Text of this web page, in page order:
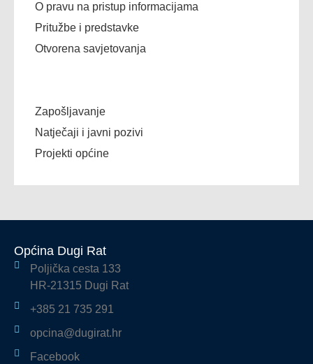
O pravu na pristup informacijama
Pritužbe i predstavke
Otvorena savjetovanja
Zapošljavanje
Natječaji i javni pozivi
Projekti općine
Općina Dugi Rat
Poljička cesta 133
HR-21315 Dugi Rat
+385 21 735 291
opcina@dugirat.hr
Facebook